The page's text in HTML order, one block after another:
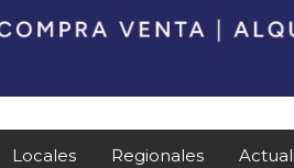
Locales Regionales